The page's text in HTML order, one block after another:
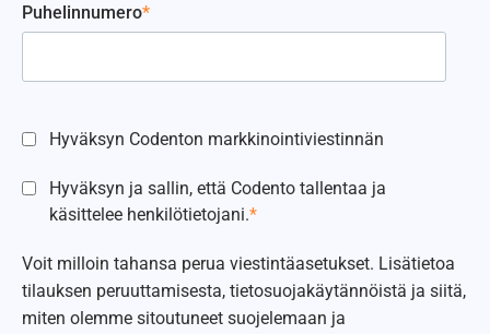
Puhelinnumero*
Hyväksyn Codenton markkinointiviestinnän
Hyväksyn ja sallin, että Codento tallentaa ja
käsittelee henkilötietojani.*
Voit milloin tahansa perua viestintäasetukset. Lisätietoa
tilauksen peruuttamisesta, tietosuojakäytännöistä ja siitä,
miten olemme sitoutuneet suojelemaan ja